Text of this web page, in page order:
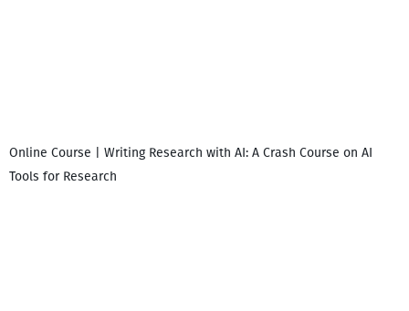
Online Course | Writing Research with AI: A Crash Course on AI
Tools for Research